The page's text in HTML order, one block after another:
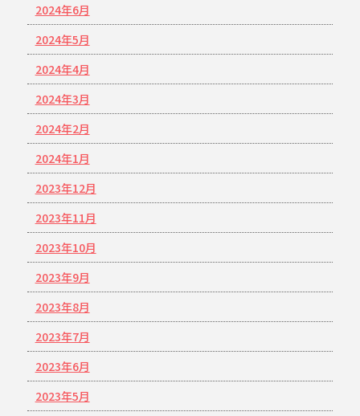
2024年6月
2024年5月
2024年4月
2024年3月
2024年2月
2024年1月
2023年12月
2023年11月
2023年10月
2023年9月
2023年8月
2023年7月
2023年6月
2023年5月